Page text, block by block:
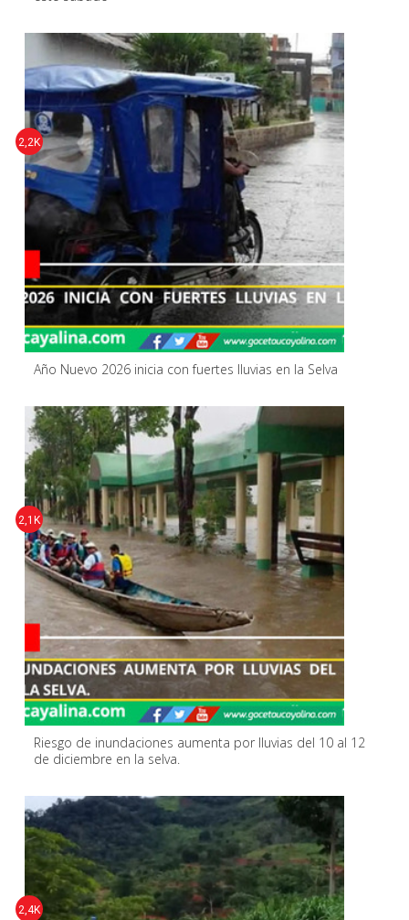
Año Nuevo 2026 inicia con fuertes lluvias en la Selva
2,2K
Riesgo de inundaciones aumenta por lluvias del 10 al 12
de diciembre en la selva.
2,1K
2,4K